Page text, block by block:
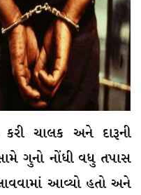
કરી ચાલક અને દારૂની
ગુનો નોંધી વધુ તપાસ
આવ્યો હતો અને